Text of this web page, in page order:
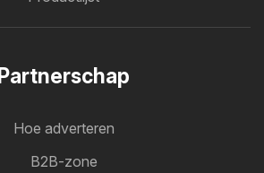
Partnerschap
Hoe adverteren
B2B-zone